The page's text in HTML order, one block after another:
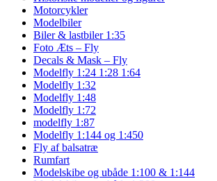
Motorcykler
Modelbiler
Biler & lastbiler 1:35
Foto Æts – Fly
Decals & Mask – Fly
Modelfly 1:24 1:28 1:64
Modelfly 1:32
Modelfly 1:48
Modelfly 1:72
modelfly 1:87
Modelfly 1:144 og 1:450
Fly af balsatræ
Rumfart
Modelskibe og ubåde 1:100 & 1:144